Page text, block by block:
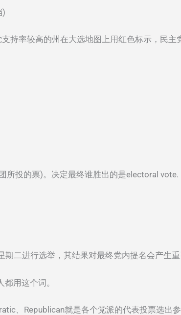
)
持率较高的州在大选地图上用红色标示，民主
所投的票)。决定最终谁胜出的是electoral vote.
二进行选举，其结果对最终党内提名会产生重
用这个词。
、Republican就是各个党派的代表投票选出